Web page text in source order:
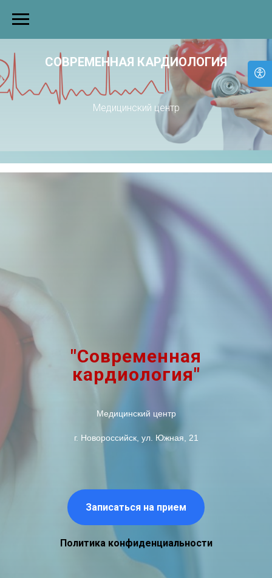
СОВРЕМЕННАЯ КАРДИОЛОГИЯ
Медицинский центр
"Современная
кардиология"
Медицинский центр
г. Новороссийск, ул. Южная, 21
Записаться на прием
Политика конфиденциальности